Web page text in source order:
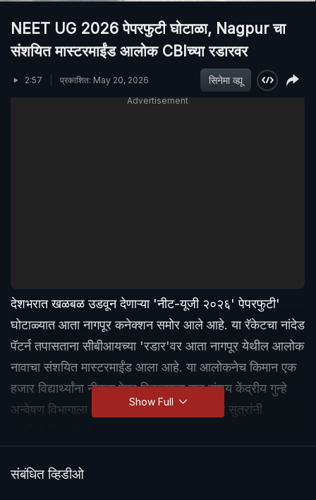
NEET UG 2026 पेपरफुटी घोटाळा, Nagpur चा
संशयित मास्टरमाईंड आलोक CBIच्या रडारवर
2:57 प्रकाशित: May 20, 2026 सिनेमा व्ह्यू
Advertisement
देशभरात खळबळ उडवून देणाऱ्या 'नीट-यूजी २०२६' पेपरफुटी'
घोटाळ्यात आता नागपूर कनेक्शन समोर आले आहे. या रॅकेटचा नांदेड
पॅटर्न तपासताना सीबीआयच्या 'रडार'वर आता नागपूर येथील आलोक
नावाचा संशयित मास्टरमाईंड आला आहे. या आलोकनेच किमान एक
हजार विद्यार्थ्यांना नीटचा पेपर विकल्याचा दाट संशय केंद्रीय गुन्हे
अन्वेषण विभागाला आहे, अशी माहिती सीबीआयच्या सुत्रांनी
Show Full
संबंधित व्हिडीओ